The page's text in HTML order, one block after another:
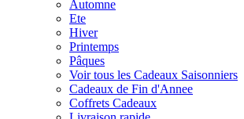
Automne
Ete
Hiver
Printemps
Pâques
Voir tous les Cadeaux Saisonniers
Cadeaux de Fin d'Annee
Coffrets Cadeaux